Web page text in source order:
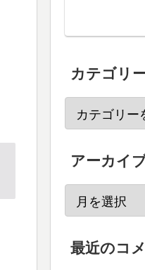
カテゴリ
アーカイ
最近のコ